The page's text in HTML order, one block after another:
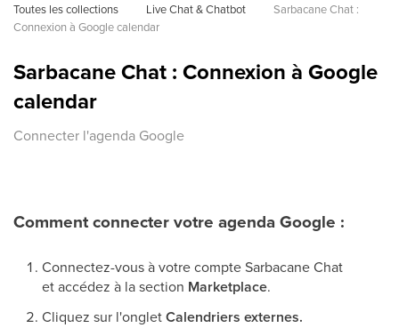
Toutes les collections Live Chat & Chatbot
Sarbacane Chat :
Connexion à Google calendar
Sarbacane Chat : Connexion à Google
calendar
Connecter l'agenda Google
Comment connecter votre agenda Google :
Connectez-vous à votre compte Sarbacane Chat
et accédez à la section Marketplace.
Cliquez sur l'ongletCalendriers externes.